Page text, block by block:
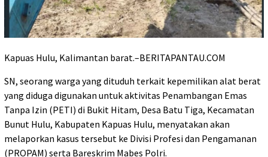
Kapuas Hulu, Kalimantan barat.–BERITAPANTAU.COM
SN, seorang warga yang dituduh terkait kepemilikan alat berat
yang diduga digunakan untuk aktivitas Penambangan Emas
Tanpa Izin (PETI) di Bukit Hitam, Desa Batu Tiga, Kecamatan
Bunut Hulu, Kabupaten Kapuas Hulu, menyatakan akan
melaporkan kasus tersebut ke Divisi Profesi dan Pengamanan
(PROPAM) serta Bareskrim Mabes Polri.